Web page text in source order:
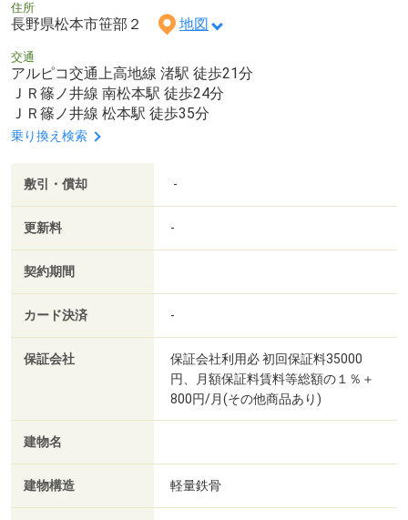
住所
長野県松本市笹部２ 地図
交通
アルピコ交通上高地線 渚駅 徒歩21分
ＪＲ篠ノ井線 南松本駅 徒歩24分
ＪＲ篠ノ井線 松本駅 徒歩35分
乗り換え検索
敷引・償却 -
更新料 -
契約期間
カード決済 -
保証会社
保証会社利用必 初回保証料35000
円、月額保証料賃料等総額の１％＋
800円/月(その他商品あり)
建物名
建物構造 軽量鉄骨